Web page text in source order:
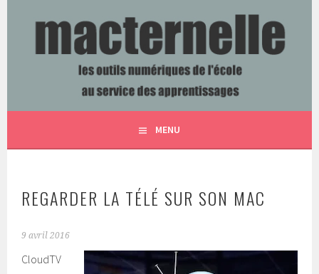
MACTERNELLE
LES OUTILS NUMÉRIQUES DE L'ÉCOLE AU SERVICE DES
MENU
REGARDER LA TÉLÉ SUR SON MAC
9 avril 2016
CloudTV